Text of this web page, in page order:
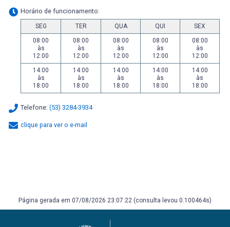
Horário de funcionamento:
SEG TER QUA QUI
SEX
08:00
às
12:00
08:00
às
12:00
08:00
às
12:00
08:00
às
12:00
08:00
às
12:00
14:00
às
18:00
14:00
às
18:00
14:00
às
18:00
14:00
às
18:00
14:00
às
18:00
Telefone: (53) 3284-3934
clique para ver o e-mail
Página gerada em 07/08/2026 23:07:22 (consulta levou 0.100464s)